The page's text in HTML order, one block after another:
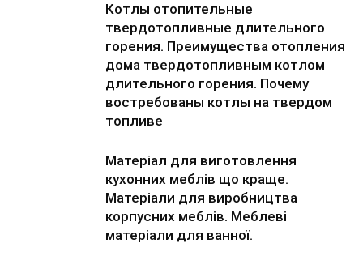
Котлы отопительные
твердотопливные длительного
горения. Преимущества отопления
дома твердотопливным котлом
длительного горения. Почему
востребованы котлы на твердом
топливе
Матеріал для виготовлення
кухонних меблів що краще.
Матеріали для виробництва
корпусних меблів. Меблеві
матеріали для ванної.